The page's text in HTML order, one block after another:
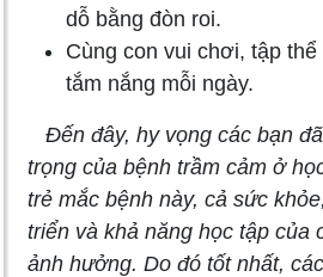
dỗ bằng đòn roi.
Cùng con vui chơi, tập
tắm nắng mỗi ngày.
Đến đây, hy vọng các bạn
trọng của bệnh trầm cảm ở
trẻ mắc bệnh này, cả sức
triển và khả năng học tập của
ảnh hưởng. Do đó tốt nhất,